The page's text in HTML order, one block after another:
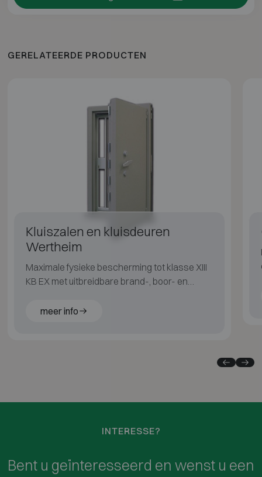
GERELATEERDE PRODUCTEN
Kluiszalen en kluisdeuren
Wertheim
Maximale fysieke bescherming tot klasse XIII
KB EX met uitbreidbare brand-, boor- en
meer info
INTERESSE?
Bent u geïnteresseerd en wenst u een